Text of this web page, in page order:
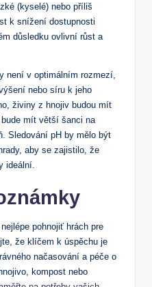
(kyselé) nebo příliš
k snížení dostupnosti
důsledku ovlivní růst a
není v optimálním rozmezí,
nebo síru k jeho
živiny z hnojiv budou mít
mít větší šanci na
Sledování pH by mělo být
aby se zajistilo, že
ideální.
pohnojiť hrách pre
že klíčem k úspěchu je
načasování a péče o
kompost nebo